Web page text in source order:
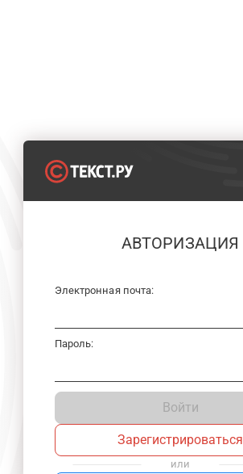
АВТОРИЗАЦИЯ
Электронная почта:
Пароль:
Войти
Зарегистрироваться
или